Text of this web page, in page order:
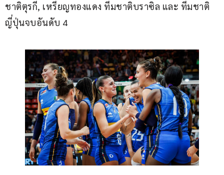
ชาติตุรกี, เหรียญทองแดง ทีมชาติบราซิล และ ทีมชาติ
ญี่ปุ่นจบอันดับ 4